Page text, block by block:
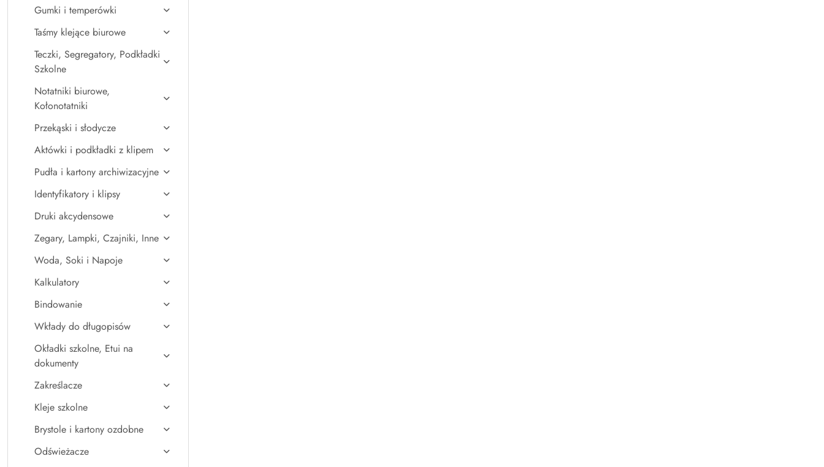
Gumki i temperówki
Taśmy klejące biurowe
Teczki, Segregatory, Podkładki
Szkolne
Notatniki biurowe,
Kołonotatniki
Przekąski i słodycze
Aktówki i podkładki z klipem
Pudła i kartony archiwizacyjne
Identyfikatory i klipsy
Druki akcydensowe
Zegary, Lampki, Czajniki, Inne
Woda, Soki i Napoje
Kalkulatory
Bindowanie
Wkłady do długopisów
Okładki szkolne, Etui na
dokumenty
Zakreślacze
Kleje szkolne
Brystole i kartony ozdobne
Odświeżacze